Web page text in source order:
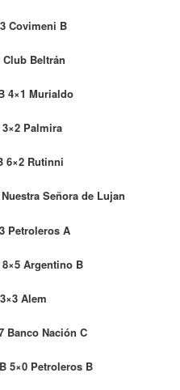
Covimeni B
Club Beltrán
4×1 Murialdo
Palmira
6×2 Rutinni
Señora de Lujan
Petroleros A
Argentino B
Alem
Banco Nación C
5×0 Petroleros B